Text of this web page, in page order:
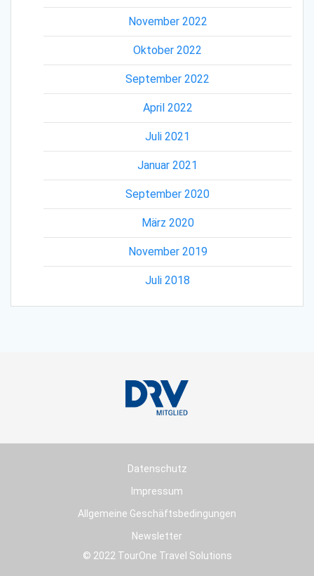
November 2022
Oktober 2022
September 2022
April 2022
Juli 2021
Januar 2021
September 2020
März 2020
November 2019
Juli 2018
© 2022 TourOne Travel Solutions
Datenschutz
Impressum
Allgemeine Geschäftsbedingungen
Newsletter